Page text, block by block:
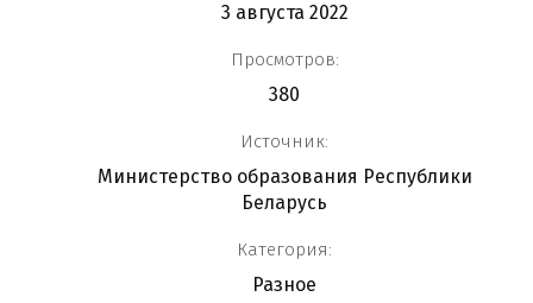
3 августа 2022
Просмотров:
380
Источник:
Министерство образования Республики
Беларусь
Категория:
Разное